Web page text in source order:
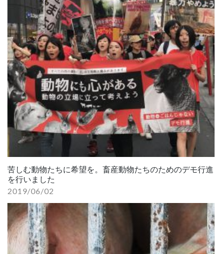
苦しむ動物たちに希望を。畜産動物たちのためのデモ行進
を行いました
2019/06/02